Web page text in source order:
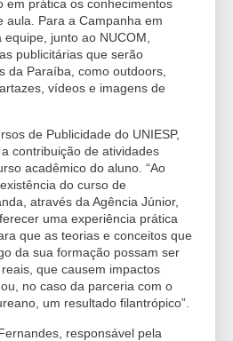
em prática os conhecimentos
aula. Para a Campanha em
junto ao NUCOM,
publicitárias que serão
da Paraíba, como outdoors,
vídeos e imagens de
de Publicidade do UNIESP,
contribuição de atividades
acadêmico do aluno. “Ao
do curso de
através da Agência Júnior,
uma experiência prática
que as teorias e conceitos que
da sua formação possam ser
que causem impactos
no caso da parceria com o
um resultado filantrópico”.
responsável pela